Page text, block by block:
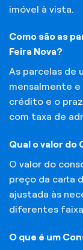
imóvel à vista.
Como são as
Feira Nova?
As parcelas de
mensalmente e
crédito e o
com taxa de
Qual o valor do
O valor do
preço da carta
ajustada às
diferentes
O que é um